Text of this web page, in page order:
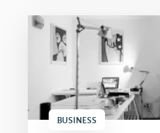
BUSINESS